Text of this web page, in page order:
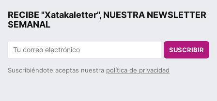
RECIBE "Xatakaletter", NUESTRA NEWSLETTER
SEMANAL
SUSCRIBIR
Suscribiéndote aceptas nuestra política de privacidad